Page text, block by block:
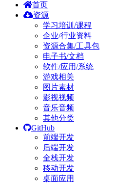
首页
资源
学习培训/课程
企业/行业资料
资源合集/工具包
电子书/文档
软件/应用/系统
游戏相关
图片素材
影视视频
音乐音频
其他分类
GitHub
前端开发
后端开发
全栈开发
移动开发
桌面应用